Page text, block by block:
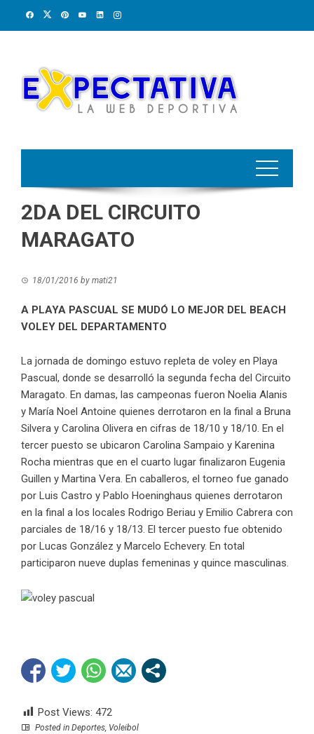
2DA DEL CIRCUITO
MARAGATO
18/01/2016 by mati21
A PLAYA PASCUAL SE MUDÓ LO MEJOR DEL BEACH
VOLEY DEL DEPARTAMENTO
La jornada de domingo estuvo repleta de voley en Playa
Pascual, donde se desarrolló la segunda fecha del Circuito
Maragato. En damas, las campeonas fueron Noelia Alanis
y María Noel Antoine quienes derrotaron en la final a Bruna
Silvera y Carolina Olivera en cifras de 18/10 y 18/10. En el
tercer puesto se ubicaron Carolina Sampaio y Karenina
Rocha mientras que en el cuarto lugar finalizaron Eugenia
Guillen y Martina Vera. En caballeros, el torneo fue ganado
por Luis Castro y Pablo Hoeninghaus quienes derrotaron
en la final a los locales Rodrigo Beriau y Emilio Cabrera con
parciales de 18/16 y 18/13. El tercer puesto fue obtenido
por Lucas González y Marcelo Echevery. En total
participaron nueve duplas femeninas y quince masculinas.
Post Views: 472
Posted in Deportes Voleibol